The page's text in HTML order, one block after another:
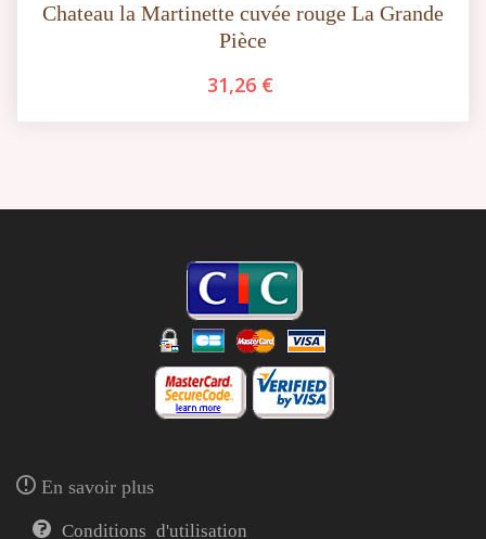
Chateau la Martinette cuvée rouge La Grande
Pièce
31,26 €
En savoir plus
Conditions d'utilisation